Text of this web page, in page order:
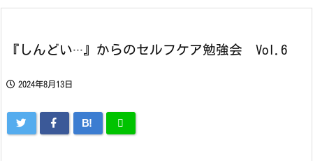
『しんどい···』からのセルフケア勉強会 Vol.6
2024年8月13日
B!